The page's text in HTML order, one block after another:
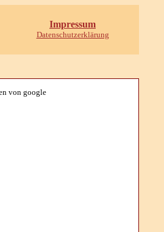
Impressum
Datenschutzerklärung
von google